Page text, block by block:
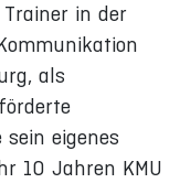
in der
als
eigenes
10 Jahren KMU